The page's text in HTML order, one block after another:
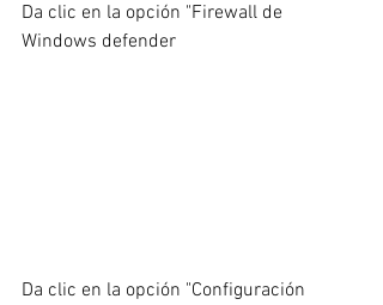
Da clic en la opción "Firewall de
Windows defender
Da clic en la opción "Configuración